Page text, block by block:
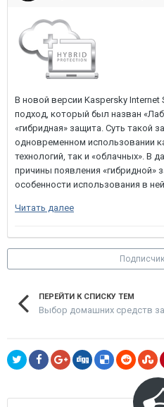
В новой версии Kaspersky
подход, который был назван
«гибридная» защита. Суть такой
одновременном использовании
технологий, так и «облачных». В
причины появления «гибридной»
особенности использования в
Читать далее
ПЕРЕЙТИ К СПИСКУ ТЕМ
Выбор домашних средств